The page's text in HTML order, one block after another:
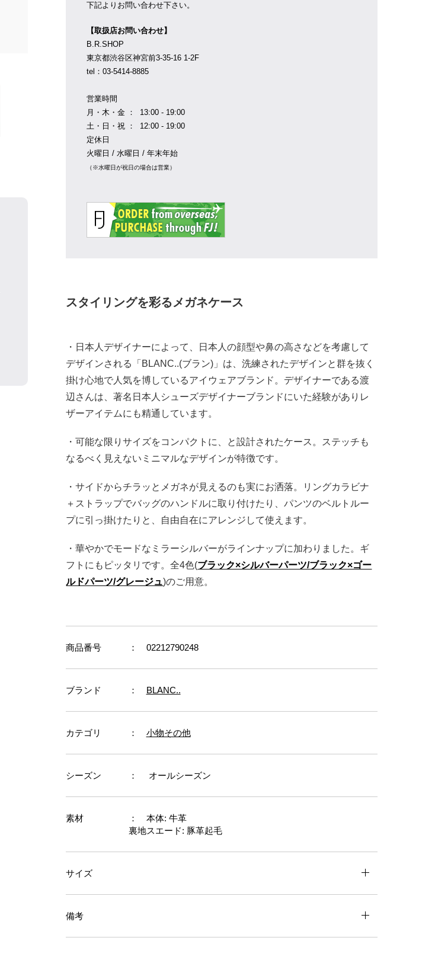
下記よりお問い合わせ下さい。
【取扱店お問い合わせ】
B.R.SHOP
東京都渋谷区神宮前3-35-16 1-2F
tel：03-5414-8885
営業時間
月・木・金 ： 13:00 - 19:00
土・日・祝 ： 12:00 - 19:00
定休日
火曜日 / 水曜日 / 年末年始
（※水曜日が祝日の場合は営業）
スタイリングを彩るメガネケース
・日本人デザイナーによって、日本人の顔型や鼻の高さなどを考慮して
デザインされる「BLANC..(ブラン)」は、洗練されたデザインと群を抜く
掛け心地で人気を博しているアイウェアブランド。デザイナーである渡
辺さんは、著名日本人シューズデザイナーブランドにいた経験がありレ
ザーアイテムにも精通しています。
・可能な限りサイズをコンパクトに、と設計されたケース。ステッチも
なるべく見えないミニマルなデザインが特徴です。
・サイドからチラッとメガネが見えるのも実にお洒落。リングカラビナ
＋ストラップでバッグのハンドルに取り付けたり、パンツのベルトルー
プに引っ掛けたりと、自由自在にアレンジして使えます。
・華やかでモードなミラーシルバーがラインナップに加わりました。ギ
フトにもピッタリです。全4色(ブラック×シルバーパーツ/ブラック×ゴー
ルドパーツ/グレージュ)のご用意。
商品番号 ： 02212790248
ブランド ： BLANC..
カテゴリ ： 小物その他
シーズン ： オールシーズン
素材
： 本体: 牛革
裏地スエード: 豚革起毛
サイズ
備考